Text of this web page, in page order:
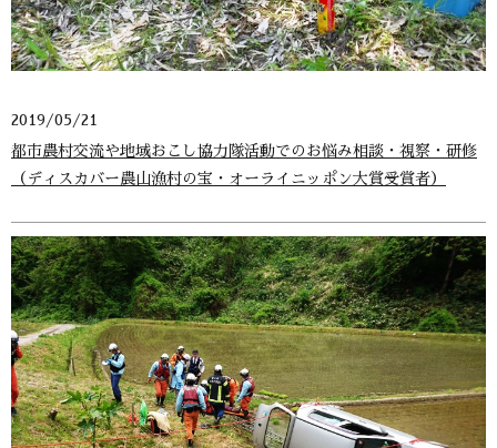
2019/05/21
都市農村交流や地域おこし協力隊活動でのお悩み相談・視察・研修
（ディスカバー農山漁村の宝・オーライニッポン大賞受賞者）